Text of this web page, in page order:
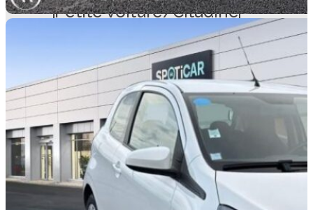
Petite voiture/Citadine
TYPE D'ÉNERGIE
Essence
CYLINDRÉE